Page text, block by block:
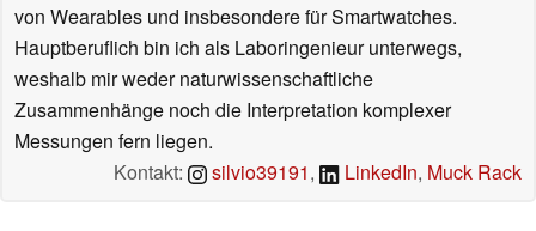
von Wearables und insbesondere für Smartwatches.
Hauptberuflich bin ich als Laboringenieur unterwegs,
weshalb mir weder naturwissenschaftliche
Zusammenhänge noch die Interpretation komplexer
Messungen fern liegen.
Kontakt:
silvio39191, LinkedIn, Muck Rack